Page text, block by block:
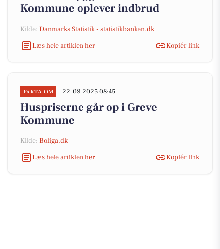
Kommune oplever indbrud
Kilde: Danmarks Statistik - statistikbanken.dk
Læs hele artiklen her
Kopiér link
FAKTA OM 22-08-2025 08:45
Huspriserne går op i Greve
Kommune
Kilde: Boliga.dk
Læs hele artiklen her
Kopiér link